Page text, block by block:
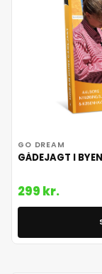
GO DREAM
GÅDEJAGT I
299 kr.